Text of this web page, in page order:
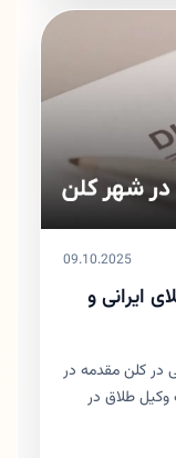
09.10.2025
ایرانی و
در کلن مقدمه در
وکیل طلاق در